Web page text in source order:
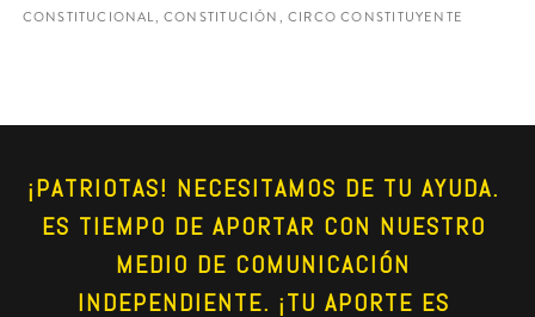
CONSTITUCIONAL, CONSTITUCIÓN, CIRCO CONSTITUYENTE
¡PATRIOTAS! NECESITAMOS DE TU AYUDA.
ES TIEMPO DE APORTAR CON NUESTRO
MEDIO DE COMUNICACIÓN
INDEPENDIENTE. ¡TU APORTE ES